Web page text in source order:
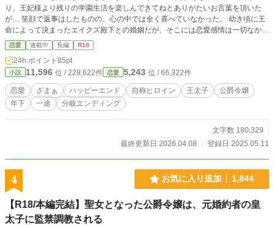
り、王妃様より残りの学園生活を楽しんできてねとありがたいお言葉を頂いた
が… 笑顔で返事はしたものの、心の中では全く喜べていなかった。 幼き頃に王
命によって決まったエイクズ殿下との婚姻だが、そこには恋愛感情は一切なかっ
た。互いに冷めきった関係…いや一方的に嫌われている関係ではあるが、陛下や
王妃様とは良き信頼関係が出来ており家族のように感じている。 臣下として貴
族として、私はこの国のために仕事に生き、割り切って生きていこうと決めてい
たのだ。 私はこの後最悪だけどれも私の運命を変えてくれた光景を見ることに
なる。 ─────── 途中シリアスな回もあり、ご都合主義なところもあります。
昔書いていた小説を改稿しながら投稿中です。 本作はマルチエンディング方式
です。
恋愛 連載中 長編 R18
24h.ポイント 85pt
小説 11,596 位 / 228,622件 恋愛 5,243 位 / 66,322件
恋愛 ざまぁ ハッピーエンド 自称ヒロイン 王太子
公爵令嬢
年下
一途 分岐エンディング
文字数 180,329
最終更新日 2026.04.08
登録日 2025.05.11
4 お気に入り追加 1,844
【R18/本編完結】聖女となった公爵令嬢は、元婚約者の皇
太子に監禁調教される